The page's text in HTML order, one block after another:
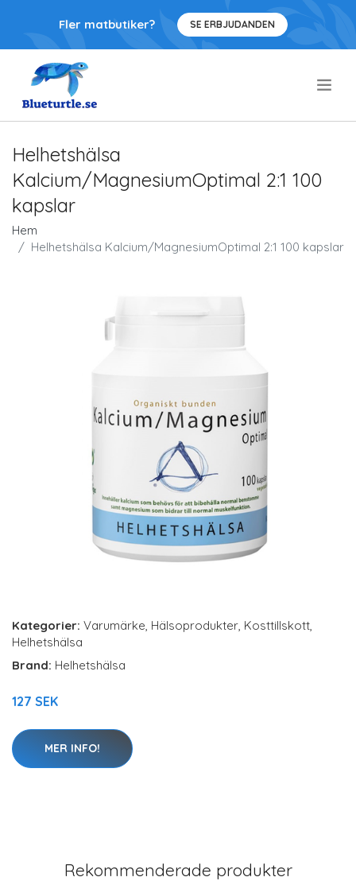
Fler matbutiker? SE ERBJUDANDEN
Helhetshälsa
Kalcium/MagnesiumOptimal 2:1 100
kapslar
Hem
Helhetshälsa Kalcium/MagnesiumOptimal 2:1 100 kapslar
Kategorier: Varumärke, Hälsoprodukter, Kosttillskott,
Helhetshälsa
Brand: Helhetshälsa
127 SEK
MER INFO!
Rekommenderade produkter